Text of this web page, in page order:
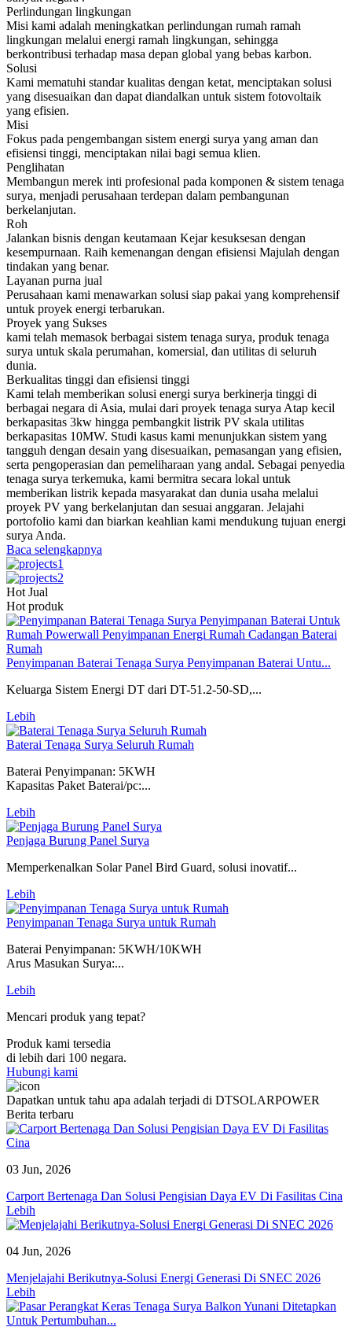
Perlindungan lingkungan
Misi kami adalah meningkatkan perlindungan rumah ramah
lingkungan melalui energi ramah lingkungan, sehingga
berkontribusi terhadap masa depan global yang bebas karbon.
Solusi
Kami mematuhi standar kualitas dengan ketat, menciptakan solusi
yang disesuaikan dan dapat diandalkan untuk sistem fotovoltaik
yang efisien.
Misi
Fokus pada pengembangan sistem energi surya yang aman dan
efisiensi tinggi, menciptakan nilai bagi semua klien.
Penglihatan
Membangun merek inti profesional pada komponen & sistem tenaga
surya, menjadi perusahaan terdepan dalam pembangunan
berkelanjutan.
Roh
Jalankan bisnis dengan keutamaan Kejar kesuksesan dengan
kesempurnaan. Raih kemenangan dengan efisiensi Majulah dengan
tindakan yang benar.
Layanan purna jual
Perusahaan kami menawarkan solusi siap pakai yang komprehensif
untuk proyek energi terbarukan.
Proyek yang Sukses
kami telah memasok berbagai sistem tenaga surya, produk tenaga
surya untuk skala perumahan, komersial, dan utilitas di seluruh
dunia.
Berkualitas tinggi dan efisiensi tinggi
Kami telah memberikan solusi energi surya berkinerja tinggi di
berbagai negara di Asia, mulai dari proyek tenaga surya Atap kecil
berkapasitas 3kw hingga pembangkit listrik PV skala utilitas
berkapasitas 10MW. Studi kasus kami menunjukkan sistem yang
tangguh dengan desain yang disesuaikan, pemasangan yang efisien,
serta pengoperasian dan pemeliharaan yang andal. Sebagai penyedia
tenaga surya terkemuka, kami bermitra secara lokal untuk
memberikan listrik kepada masyarakat dan dunia usaha melalui
proyek PV yang berkelanjutan dan sesuai anggaran. Jelajahi
portofolio kami dan biarkan keahlian kami mendukung tujuan energi
surya Anda.
Baca selengkapnya
Hot Jual
Hot produk
Penyimpanan Baterai Tenaga Surya Penyimpanan Baterai Untu...
Keluarga Sistem Energi DT dari DT-51.2-50-SD,...
Lebih
Baterai Tenaga Surya Seluruh Rumah
Baterai Penyimpanan: 5KWH
Kapasitas Paket Baterai/pc:...
Lebih
Penjaga Burung Panel Surya
Memperkenalkan Solar Panel Bird Guard, solusi inovatif...
Lebih
Penyimpanan Tenaga Surya untuk Rumah
Baterai Penyimpanan: 5KWH/10KWH
Arus Masukan Surya:...
Lebih
Mencari produk yang tepat?
Produk kami tersedia
di lebih dari 100 negara.
Hubungi kami
Dapatkan untuk tahu apa adalah terjadi di DTSOLARPOWER
Berita terbaru
03 Jun, 2026
Carport Bertenaga Dan Solusi Pengisian Daya EV Di Fasilitas Cina
Lebih
04 Jun, 2026
Menjelajahi Berikutnya-Solusi Energi Generasi Di SNEC 2026
Lebih